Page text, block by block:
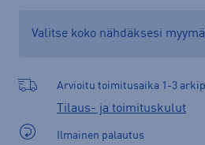
Valitse koko nähdäksesi
Arvioitu toimitusaika 1-3
Tilaus- ja toimituskulut
Ilmainen palautus